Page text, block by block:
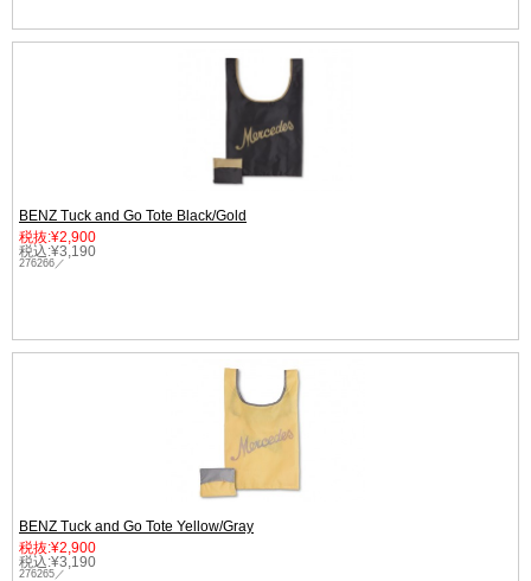
BENZ Tuck and Go Tote Black/Gold
税抜:¥2,900
税込:¥3,190
276266／
BENZ Tuck and Go Tote Yellow/Gray
税抜:¥2,900
税込:¥3,190
276265／